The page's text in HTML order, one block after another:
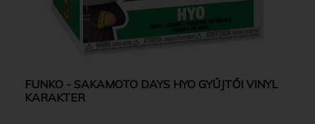
FUNKO - SAKAMOTO DAYS HYO GYŰJTŐI VINYL
KARAKTER